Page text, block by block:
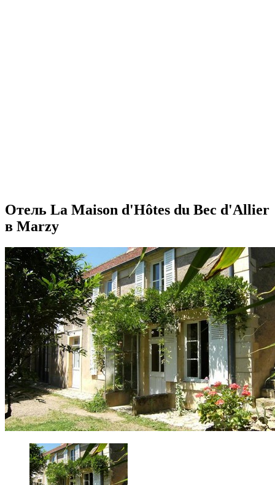
Отель La Maison d'Hôtes du Bec d'Allier
в Marzy